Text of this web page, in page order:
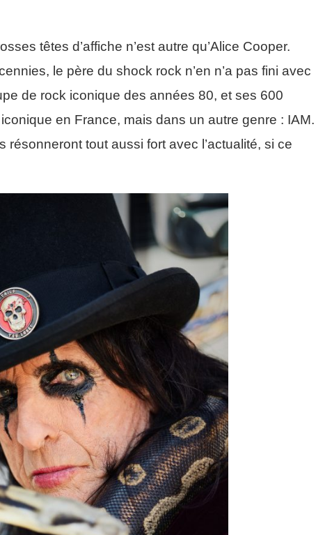
têtes d’affiche n’est autre qu’Alice Cooper.
le père du shock rock n’en n’a pas fini avec
de rock iconique des années 80, et ses 600
en France, mais dans un autre genre : IAM.
tout aussi fort avec l’actualité, si ce